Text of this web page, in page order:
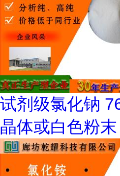
试剂级氯化钠
晶体或白色粉末